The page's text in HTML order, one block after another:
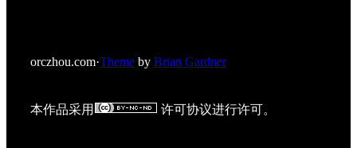
orczhou.com·Theme by Brian Gardner
本作品采用 许可协议进行许可。